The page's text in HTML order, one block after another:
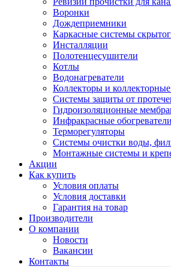
Воронки
Дождеприемники
Каркасные системы
Инсталляции
Полотенцесушители
Котлы
Водонагреватели
Коллекторы и
Системы защиты от
Гидроизоляционные
Инфракрасные обогреватели
Терморегуляторы
Системы очистки воды,
Монтажные системы и
Акции
Как купить
Условия оплаты
Условия доставки
Гарантия на товар
Производители
О компании
Новости
Вакансии
Контакты